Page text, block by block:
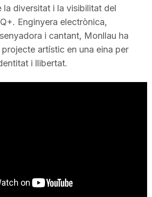
la diversitat i la visibilitat del
Enginyera electrònica,
i cantant, Monllau ha
artístic en una eina per
i llibertat.